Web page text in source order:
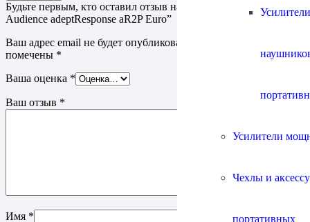
Усилители
Чехлы и
портативных
Будьте первым, кто оставил отзыв на “Сетевой фильтр
Audience adeptResponse aR2P Euro”
Ваш адрес email не будет опубликован.
помечены *
Ваша оценка *
Ваш отзыв *
Имя *